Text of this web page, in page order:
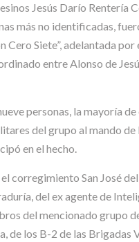
Jesús Darío
más no identificadas,
Cero Siete”, adelantada
entre Alonso de
personas, la mayoría
del grupo al mando
en el hecho.
corregimiento San José
del ex agente de
del mencionado grupo
de los B-2 de las Brigadas